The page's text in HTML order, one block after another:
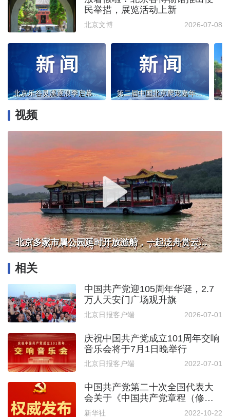
民举措，展览活动上新
北京文博 2026-07-08
北京乐谷灵溪逐浪季启幕 文旅惠民丰富暑期亲子出游 第二届中国北京爬宠嘉年华｜不要错过！品类丰富、珍品云集的爬宠盛会要来了！
视频
北京多家市属公园延时开放游船，一起泛舟赏云霞！
相关
中国共产党迎105周年华诞，2.7
万人天安门广场观升旗
北京日报客户端 2026-07-01
庆祝中国共产党成立101周年交响
音乐会将于7月1日晚举行
北京日报客户端 2022-07-01
中国共产党第二十次全国代表大
会关于《中国共产党章程（修正
案）》的决议
新华社 2022-10-22